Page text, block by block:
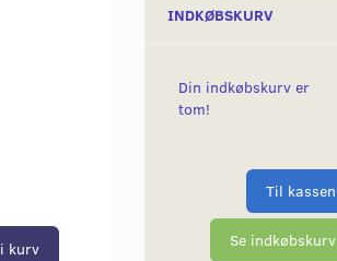
kurv
INDKØBSKURV
Din indkøbskurv er
tom!
Til kassen
Se indkøbskurv